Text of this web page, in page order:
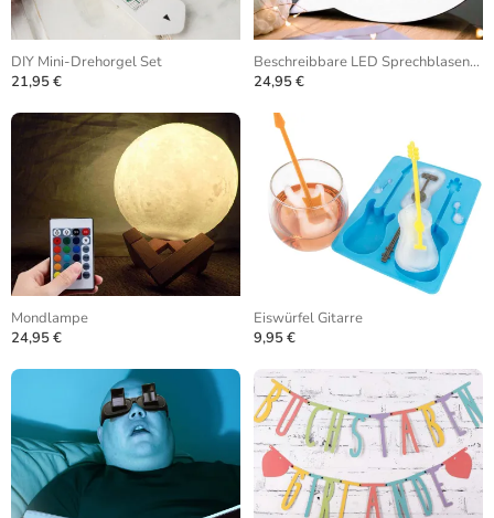
DIY Mini-Drehorgel Set
21,95 €
Beschreibbare LED Sprechblasenlampe
24,95 €
Mondlampe
24,95 €
Eiswürfel Gitarre
9,95 €